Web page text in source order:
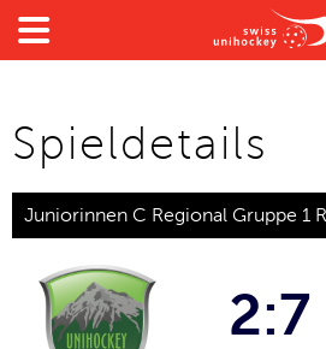

Spieldetails
Juniorinnen C Regional Gruppe 1
2:7